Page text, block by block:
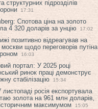
структурних підрозділів
17:31
Спотова ціна на золото
4 320 доларів за унцію
17:02
позитивно відреагував на
щодо переговорів путіна
16:03
портал: У 2025 році
ринок праці демонструє
стабілізацію
15:34
листопаді росія експортувала
золота на 961 млн доларів,
максимумом
15:05